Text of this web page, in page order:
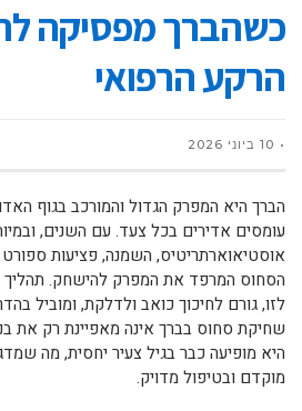
כשהברך מפסיקה
הרקע הרפואי
10 ביוני 2026
הברך היא המפרק הגדול והמורכב בגוף
עומסים אדירים בכל צעד. עם השנים,
אוסטיאוארתריטיס, השמנה, פציעות ספורט
הסחוס המרפד את המפרק להישחק. תהליך
לזו, גורם לחיכוך כואב ולדלקת, ומוביל
שחיקת סחוס בברך אינה מאפיינת רק את
היא מופיעה כבר בגיל צעיר יחסית, מה
מוקדם ובטיפול מדויק.